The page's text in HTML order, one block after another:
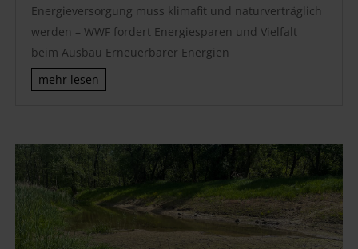
Energieversorgung muss klimafit und naturverträglich
werden – WWF fordert Energiesparen und Vielfalt
beim Ausbau Erneuerbarer Energien
mehr lesen